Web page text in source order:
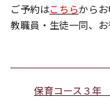
ご予約はこちらからお
教職員・生徒一同、お
保育コース３年